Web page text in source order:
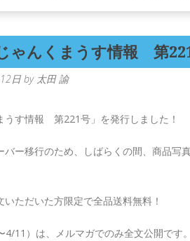
ゃんくまうす情報 第
日 by 太田 諭
うす情報 第221号」を発行しました！
ー移行のため、しばらくの間、商品写
ただいた方限定で全品送料無料！
11）は、メルマガでのみ全文公開です。